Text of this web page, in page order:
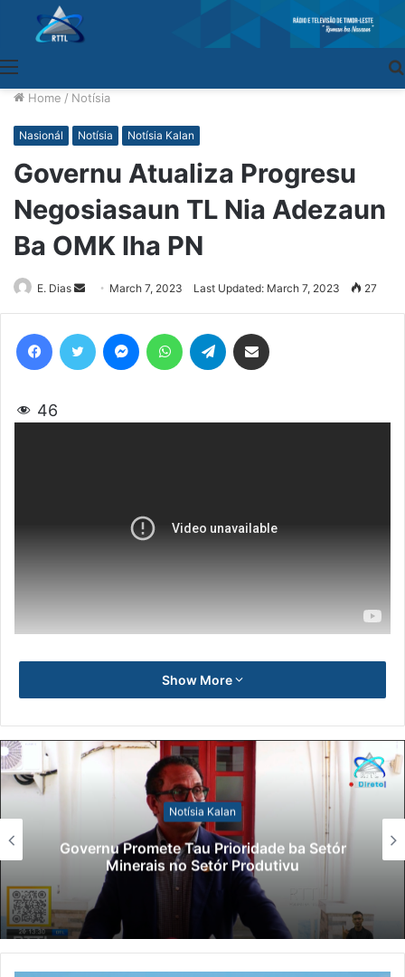
Home / Notísia
Nasionál Notísia Notísia Kalan
Governu Atualiza Progresu
Negosiasaun TL Nia Adezaun
Ba OMK Iha PN
E. Dias
Send
an
March 7, 2023 Last Updated: March 7, 2023 27
46
Show More
Notísia Kalan
Governu Promete Tau Prioridade ba Setór
Minerais no Setór Produtivu